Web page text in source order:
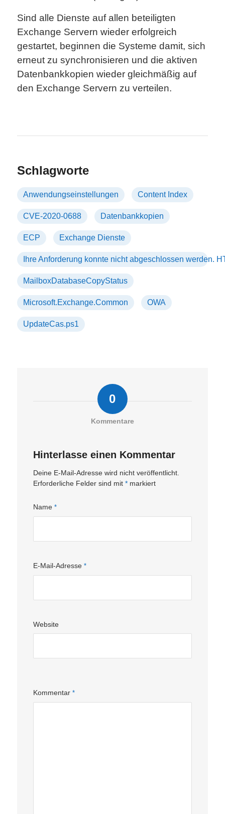
Sind alle Dienste auf allen beteiligten
Exchange Servern wieder erfolgreich
gestartet, beginnen die Systeme damit, sich
erneut zu synchronisieren und die aktiven
Datenbankkopien wieder gleichmäßig auf
den Exchange Servern zu verteilen.
Schlagworte
Anwendungseinstellungen Content Index
CVE-2020-0688 Datenbankkopien
ECP Exchange Dienste
Ihre Anforderung konnte nicht abgeschlossen werden.
MailboxDatabaseCopyStatus
Microsoft.Exchange.Common OWA
UpdateCas.ps1
0
Kommentare
Hinterlasse einen Kommentar
Deine E-Mail-Adresse wird nicht veröffentlicht.
Erforderliche Felder sind mit *markiert
Name *
E-Mail-Adresse *
Website
Kommentar *